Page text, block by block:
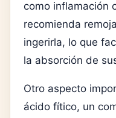
como inflamación
recomienda
ingerirla, lo que
la absorción de
Otro aspecto
ácido fítico, un